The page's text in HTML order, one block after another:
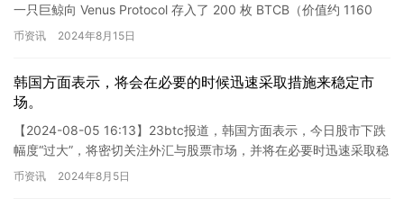
一只巨鲸向 Venus Protocol 存入了 200 枚 BTCB（价值约 1160
万…
币资讯 2024年8月15日
韩国方面表示，将会在必要的时候迅速采取措施来稳定市
场。
【2024-08-05 16:13】23btc报道，韩国方面表示，今日股市下跌
幅度“过大”，将密切关注外汇与股票市场，并将在必要时迅速采取稳
定市场的措施。 ### 新闻分析 1. …
币资讯 2024年8月5日